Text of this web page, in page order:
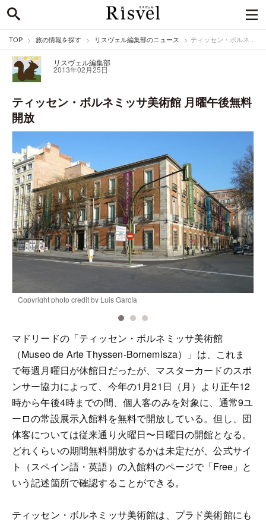
TOP 旅の情報を探す リスヴェル編集部のニュース ティッセン・ボルネミッサ美術館 月曜午後無料開放
リスヴェル編集部
2013年02月25日
ティッセン・ボルネミッサ美術館 月曜午後無料
開放
Copyright photo credit by Luis García
マドリードの「ティッセン・ボルネミッサ美術館
（Museo de Arte Thyssen-Bornemisza）」は、これま
で毎週月曜日が休館日だったが、マスターカードのスポ
ンサー協力によって、今年の1月21日（月）より正午12
時から午後4時までの間、個人客のみを対象に、通常9ユ
ーロの常設展示入館料を無料で開放している。但し、団
体客については従来通り火曜日〜日曜日の開館となる。
どれくらいの期間無料開放するかは未定だが、公式サイ
ト（スペイン語・英語）の入館料のページで「Free」と
いう記述箇所で確認することができる。
ティッセン・ボルネミッサ美術館は、プラド美術館にも